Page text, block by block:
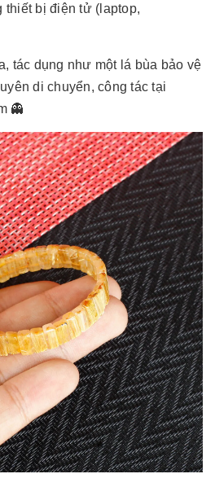
bị điện tử (laptop,
tác dụng như một lá bùa bảo vệ
di chuyển, công tác tại
👻